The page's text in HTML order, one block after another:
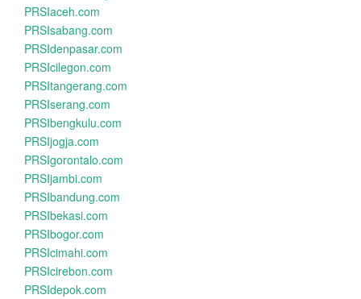
PRSIaceh.com
PRSIsabang.com
PRSIdenpasar.com
PRSIcilegon.com
PRSItangerang.com
PRSIserang.com
PRSIbengkulu.com
PRSIjogja.com
PRSIgorontalo.com
PRSIjambi.com
PRSIbandung.com
PRSIbekasi.com
PRSIbogor.com
PRSIcimahi.com
PRSIcirebon.com
PRSIdepok.com